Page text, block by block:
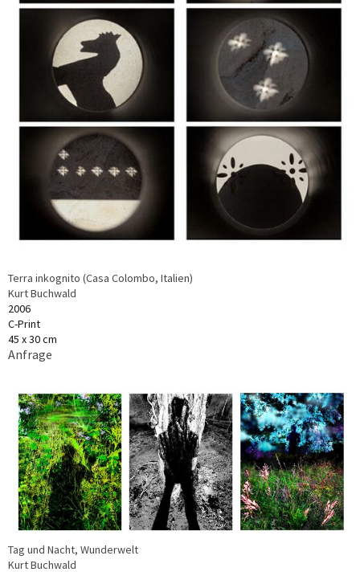
Terra inkognito (Casa Colombo, Italien)
Kurt Buchwald
2006
C-Print
45 x 30 cm
Anfrage
Tag und Nacht, Wunderwelt
Kurt Buchwald